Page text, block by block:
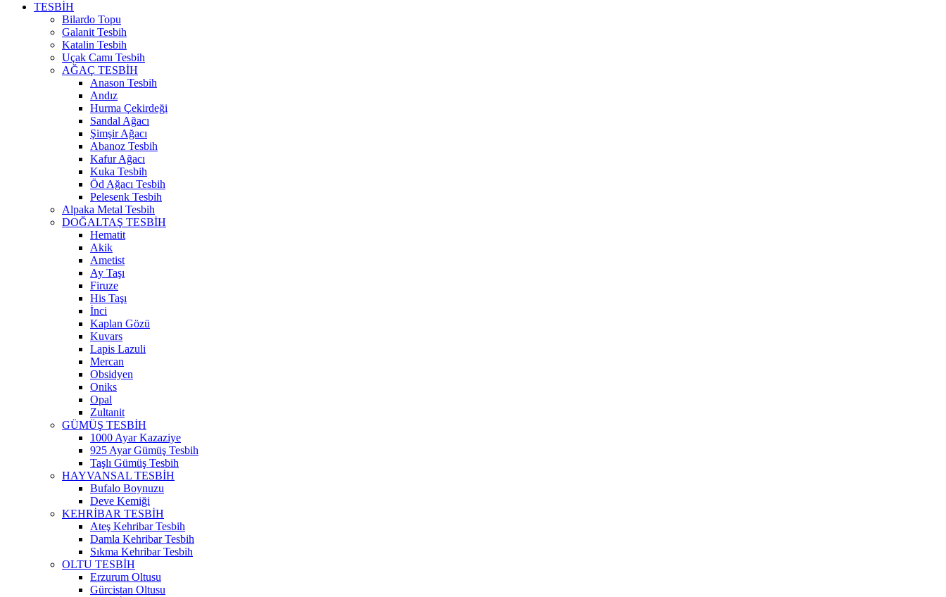
TESBİH
Bilardo Topu
Galanit Tesbih
Katalin Tesbih
Uçak Camı Tesbih
AĞAÇ TESBİH
Anason Tesbih
Andız
Hurma Çekirdeği
Sandal Ağacı
Şimşir Ağacı
Abanoz Tesbih
Kafur Ağacı
Kuka Tesbih
Öd Ağacı Tesbih
Pelesenk Tesbih
Alpaka Metal Tesbih
DOĞALTAŞ TESBİH
Hematit
Akik
Ametist
Ay Taşı
Firuze
His Taşı
İnci
Kaplan Gözü
Kuvars
Lapis Lazuli
Mercan
Obsidyen
Oniks
Opal
Zultanit
GÜMÜŞ TESBİH
1000 Ayar Kazaziye
925 Ayar Gümüş Tesbih
Taşlı Gümüş Tesbih
HAYVANSAL TESBİH
Bufalo Boynuzu
Deve Kemiği
KEHRİBAR TESBİH
Ateş Kehribar Tesbih
Damla Kehribar Tesbih
Sıkma Kehribar Tesbih
OLTU TESBİH
Erzurum Oltusu
Gürcistan Oltusu